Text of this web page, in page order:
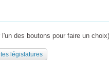
l'un des boutons pour faire un choix)
législatures